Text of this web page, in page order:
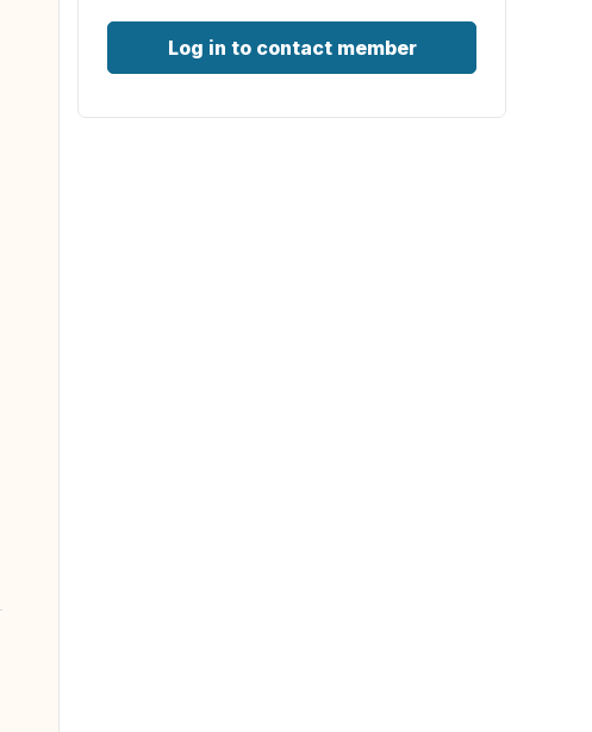
Log in to contact member